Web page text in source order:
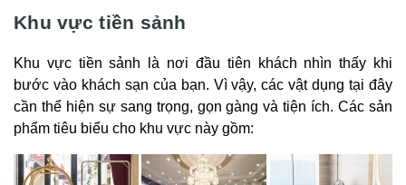
Khu vực tiền sảnh
Khu vực tiền sảnh là nơi đầu tiên khách nhìn thấy khi
bước vào khách sạn của bạn. Vì vậy, các vật dụng tại đây
cần thể hiện sự sang trọng, gọn gàng và tiện ích. Các sản
phẩm tiêu biểu cho khu vực này gồm: